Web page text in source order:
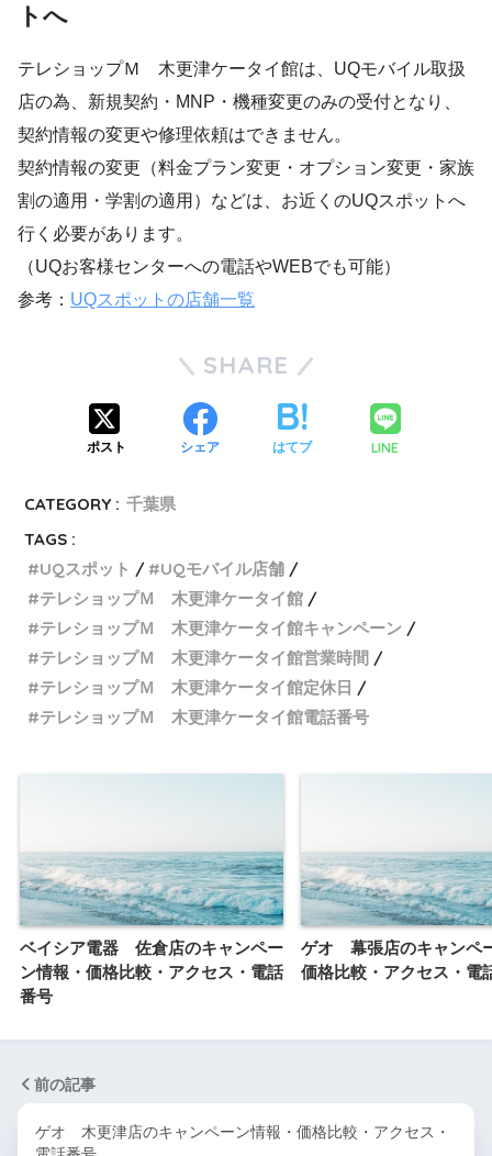
トへ
テレショップＭ 木更津ケータイ館は、UQモバイル取扱
店の為、新規契約・MNP・機種変更のみの受付となり、
契約情報の変更や修理依頼はできません。
契約情報の変更（料金プラン変更・オプション変更・家族
割の適用・学割の適用）などは、お近くのUQスポットへ
行く必要があります。
（UQお客様センターへの電話やWEBでも可能）
参考： UQスポットの店舗一覧
SHARE
ポスト シェア はてブ LINE
CATEGORY : 千葉県
TAGS :
UQスポット
UQモバイル店舗
テレショップＭ 木更津ケータイ館
テレショップＭ 木更津ケータイ館キャンペーン
テレショップＭ 木更津ケータイ館営業時間
テレショップＭ 木更津ケータイ館定休日
テレショップＭ 木更津ケータイ館電話番号
ベイシア電器 佐倉店のキャンペー
ン情報・価格比較・アクセス・電話
番号
ゲオ 幕張店のキャンペ
価格比較・アクセス・電
前の記事
ゲオ 木更津店のキャンペーン情報・価格比較・アクセス・